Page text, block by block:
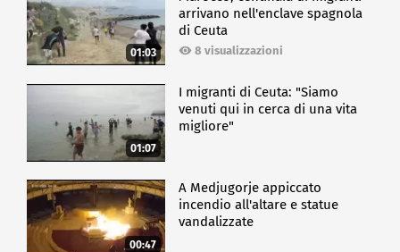
01:03
arrivano nell'enclave spagnola
di Ceuta
8 visualizzazioni
01:07
I migranti di Ceuta: "Siamo
venuti qui in cerca di una vita
migliore"
00:47
A Medjugorje appiccato
incendio all'altare e statue
vandalizzate